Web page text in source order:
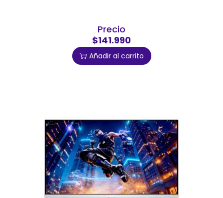
Precio
$141.990
Añadir al carrito